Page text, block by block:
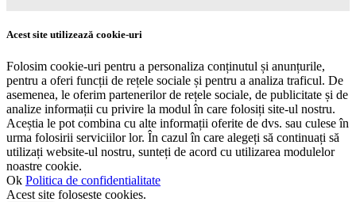
Acest site utilizează cookie-uri
Folosim cookie-uri pentru a personaliza conținutul și anunțurile,
pentru a oferi funcții de rețele sociale și pentru a analiza traficul. De
asemenea, le oferim partenerilor de rețele sociale, de publicitate și de
analize informații cu privire la modul în care folosiți site-ul nostru.
Aceștia le pot combina cu alte informații oferite de dvs. sau culese în
urma folosirii serviciilor lor. În cazul în care alegeți să continuați să
utilizați website-ul nostru, sunteți de acord cu utilizarea modulelor
noastre cookie.
Ok Politica de confidentialitate
Acest site foloseste cookies.